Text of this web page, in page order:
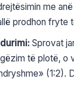
me
prodhon fryte
Sprovat
të plotë, o
(1:2).